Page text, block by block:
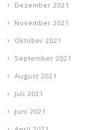
Dezember 2021
November 2021
Oktober 2021
September 2021
August 2021
Juli 2021
Juni 2021